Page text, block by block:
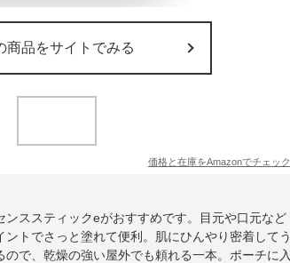
商品をサイトでみる
価格と在庫をAmazonでチェック
ススティックeがおすすめです。目元や口元など
トでさっと塗れて便利。肌にひんやり密着してう
で、乾燥の強い屋外でも頼れる一本。ポーチに入